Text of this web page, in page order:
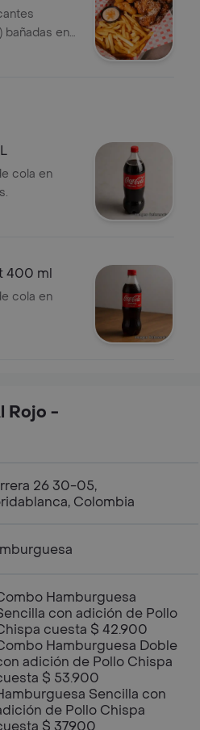
bañadas en
cola en
400 ml
cola en
Rojo -
26 30-05,
Colombia
Hamburguesa
con adición de Pollo
cuesta $ 42.900
Hamburguesa Doble
adición de Pollo Chispa
$ 53.900
Sencilla con
de Pollo Chispa
$ 37.900